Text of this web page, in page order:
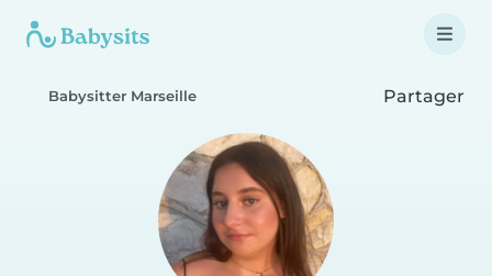
Babysitter Marseille Partager